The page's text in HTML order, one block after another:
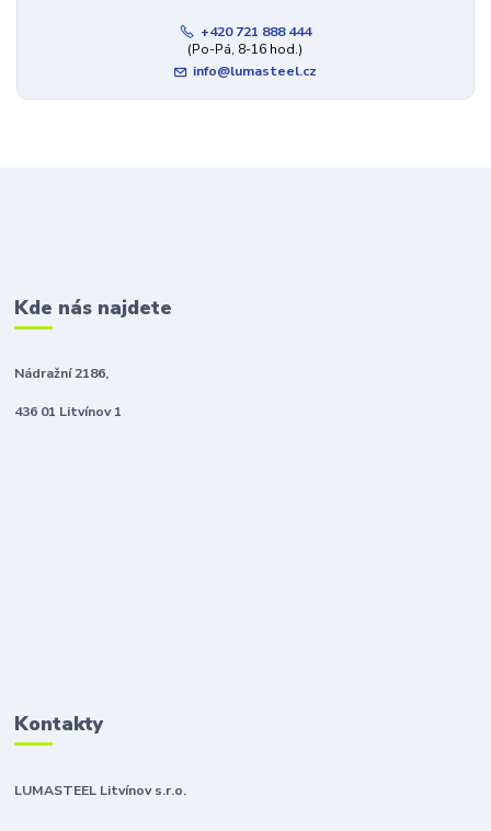
+420 721 888 444
(Po-Pá, 8-16 hod.)
info@lumasteel.cz
Kde nás najdete
Nádražní 2186,
436 01 Litvínov 1
Kontakty
LUMASTEEL Litvínov s.r.o.